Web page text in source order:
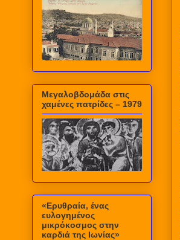
Μεγαλοβδομάδα στις
χαμένες πατρίδες – 1979
«Ερυθραία, ένας
ευλογημένος
μικρόκοσμος στην
καρδιά της Ιωνίας»